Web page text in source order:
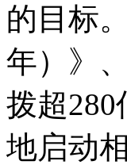
的目标
年）》
拨超
地启动